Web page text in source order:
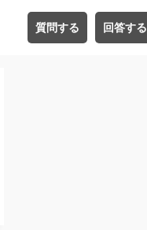
質問する 回答する